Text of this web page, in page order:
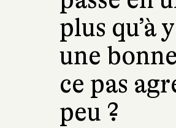
plus qu’à
une
ce pas
peu ?